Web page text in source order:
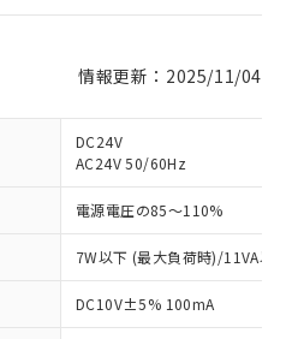
情報更新：2025/11/04
DC24V
AC24V 50/60Hz
電源電圧の85～110%
7W以下 (最大負荷時)/11VA以
DC10V±5% 100mA